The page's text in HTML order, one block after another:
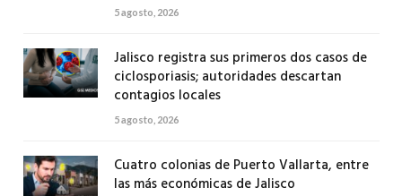
5 agosto, 2026
Jalisco registra sus primeros dos casos de
ciclosporiasis; autoridades descartan
contagios locales
5 agosto, 2026
Cuatro colonias de Puerto Vallarta, entre
las más económicas de Jalisco